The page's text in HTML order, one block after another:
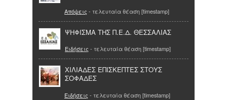
Απόψεις - τελευταία θέαση [timestamp]
ΨΗΦΙΣΜΑ ΤΗΣ Π.Ε.Δ. ΘΕΣΣΑΛΙΑΣ
Ειδήσεις - τελευταία θέαση [timestamp]
ΧΙΛΙΑΔΕΣ ΕΠΙΣΚΕΠΤΕΣ ΣΤΟΥΣ
ΣΟΦΑΔΕΣ
Ειδήσεις - τελευταία θέαση [timestamp]